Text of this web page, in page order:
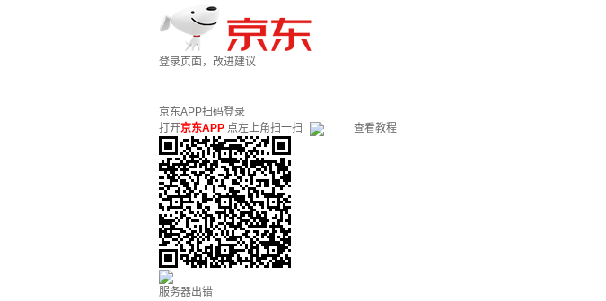
登录页面，改进建议
京东APP扫码登录
打开京东APP 点左上角扫一扫 查看教程
服务器出错